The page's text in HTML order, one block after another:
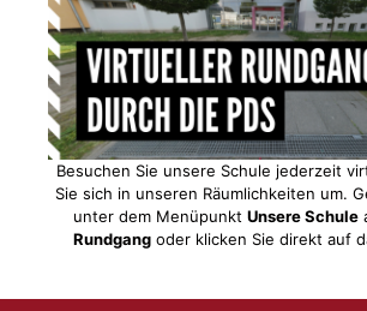
Besuchen Sie unsere Schule jederzeit
Sie sich in unseren Räumlichkeiten um.
unter dem Menüpunkt Unsere Schule
Rundgangoder klicken Sie direkt auf